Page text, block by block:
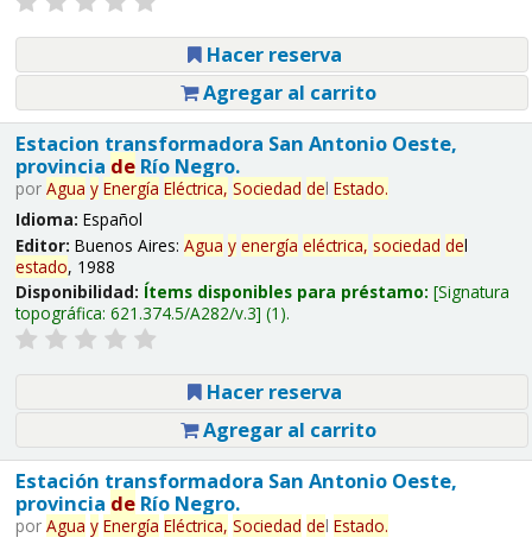
Hacer reserva
Agregar al carrito
Estacion transformadora San Antonio Oeste,
provincia deRío Negro.
por Agua y Energía Eléctrica, Sociedad del Estado.
Idioma: Español
Editor: Buenos Aires: Agua y energía eléctrica, sociedad del
estado, 1988
Disponibilidad: Ítems disponibles para préstamo: Signatura
topográfica: 621.374.5/A282/v.3 (1).
Hacer reserva
Agregar al carrito
Estación transformadora San Antonio Oeste,
provincia deRío Negro.
por Agua y Energía Eléctrica, Sociedad del Estado.